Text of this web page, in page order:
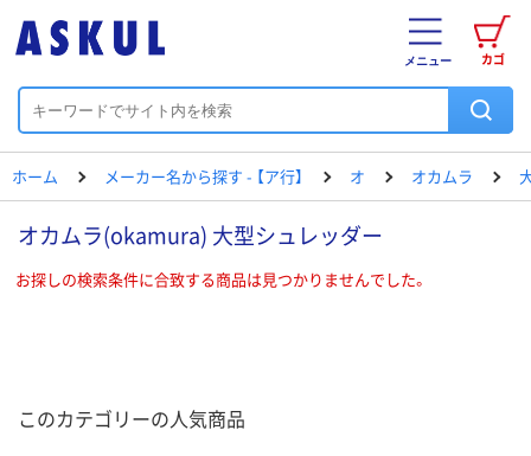
カゴ
メニュー
ホーム メーカー名から探す - 【ア行】 オ オカムラ
オカムラ(okamura) 大型シュレッダー
お探しの検索条件に合致する商品は見つかりませんでした。
このカテゴリーの人気商品